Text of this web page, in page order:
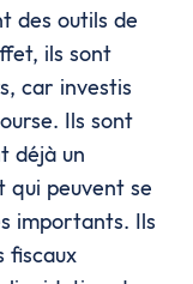
des outils de
ils sont
car investis
Ils sont
déjà un
qui peuvent se
importants. Ils
fiscaux